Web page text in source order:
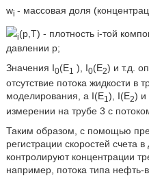
wi - массовая доля
i(p,T) - плотность i-той
давлении p;
Значения I0(E1 ), I0(E2) и т.д.
отсутствие потока жидкости в
моделирования, а I(E1 ), I(E2) и
измерении на трубе 3 с
Таким образом, с помощью
регистрации скоростей счета
контролируют концентрации
например, потока типа нефть-